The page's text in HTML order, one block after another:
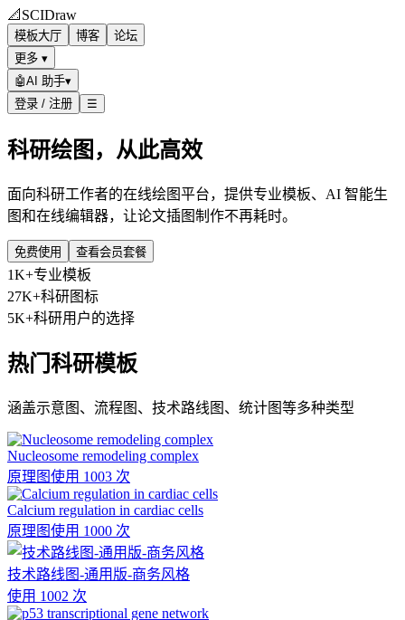
📐 SCIDraw
模板大厅 博客
论坛
更多 ▾
🤖AI 助手▾
登录 / 注册
☰
科研绘图，从此高效
面向科研工作者的在线绘图平台，提供专业模板、AI 智能生
图和在线编辑器，让论文插图制作不再耗时。
免费使用 查看会员套餐
1K+专业模板
27K+科研图标
5K+科研用户的选择
热门科研模板
涵盖示意图、流程图、技术路线图、统计图等多种类型
Nucleosome remodeling complex
原理图使用 1003 次
Calcium regulation in cardiac cells
原理图使用 1000 次
技术路线图-通用版-商务风格
使用 1002 次